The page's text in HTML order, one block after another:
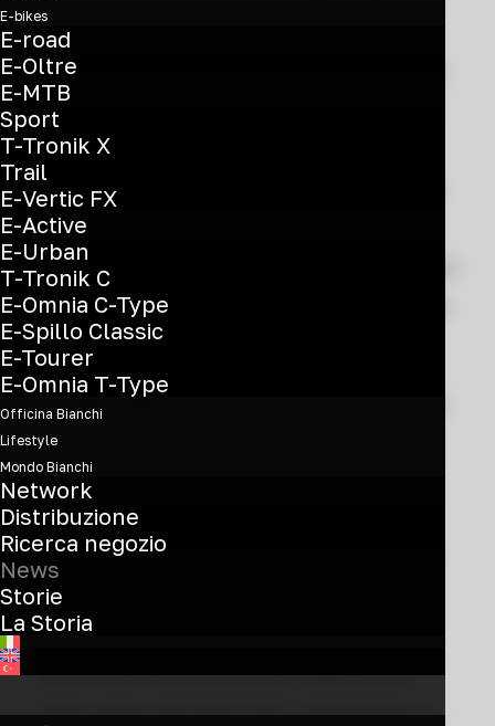
E-bikes
E-road
E-Oltre
E-MTB
Sport
T-Tronik X
Trail
E-Vertic FX
E-Active
E-Urban
T-Tronik C
E-Omnia C-Type
E-Spillo Classic
E-Tourer
E-Omnia T-Type
Officina Bianchi
Lifestyle
Mondo Bianchi
Network
Distribuzione
Ricerca negozio
News
Storie
La Storia
Treviglio (Italy), venerdì 22 maggio:
Giro d’Italia 2026 continua a regalare
emozioni a Bianchi e al Team Bahrain
Victorious, con Alec Segaert autore di
una straordinaria vittoria in solitaria
nella 12ª tappa, mentre Afonso Eulálio
ha ulteriormente rafforzato la propria
leadership nella classifica generale.
Il Team Bahrain Victorious ha lavorato
intensamente per tenere sotto
controllo la fuga lungo i 175 km di
tappa, da Imperia a Novi Ligure.
Riassorbiti i fuggitivi nelle fasi finali di
gara, Segaert ha scelto il momento
perfetto per lanciare un attacco
potente e spettacolare negli ultimi
4km sulla sua Oltre RC, resistendo al